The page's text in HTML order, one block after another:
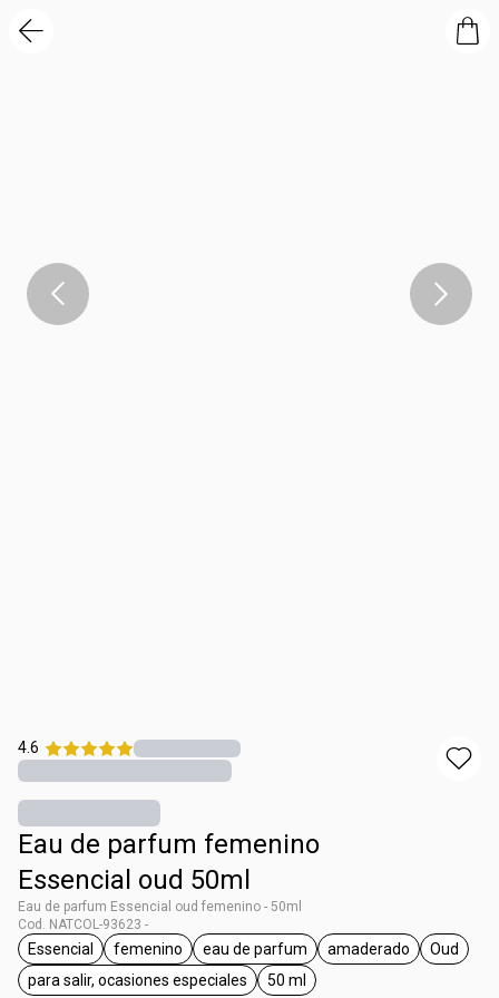
4.6
Eau de parfum femenino
Essencial oud 50ml
Eau de parfum Essencial oud femenino - 50ml
Cod. NATCOL-93623 -
general.tag Essencial
Essencial
general.tag femenino
femenino
general.tag eau de parfum
eau de parfum
general.tag
amaderado Oud
general.tag para salir, ocasiones especiales
para salir, ocasiones especiales
general.tag 50 ml
50 ml